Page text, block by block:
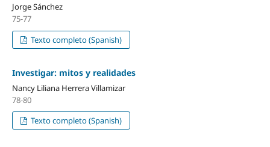
Jorge Sánchez
75-77
Texto completo (Spanish)
Investigar: mitos y realidades
Nancy Liliana Herrera Villamizar
78-80
Texto completo (Spanish)